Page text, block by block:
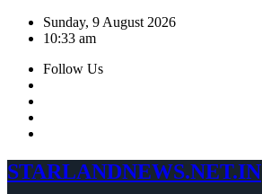
Skip
Sunday, 9 August 2026
10:33 am
Follow Us
STARLANDNEWS.NET.IN